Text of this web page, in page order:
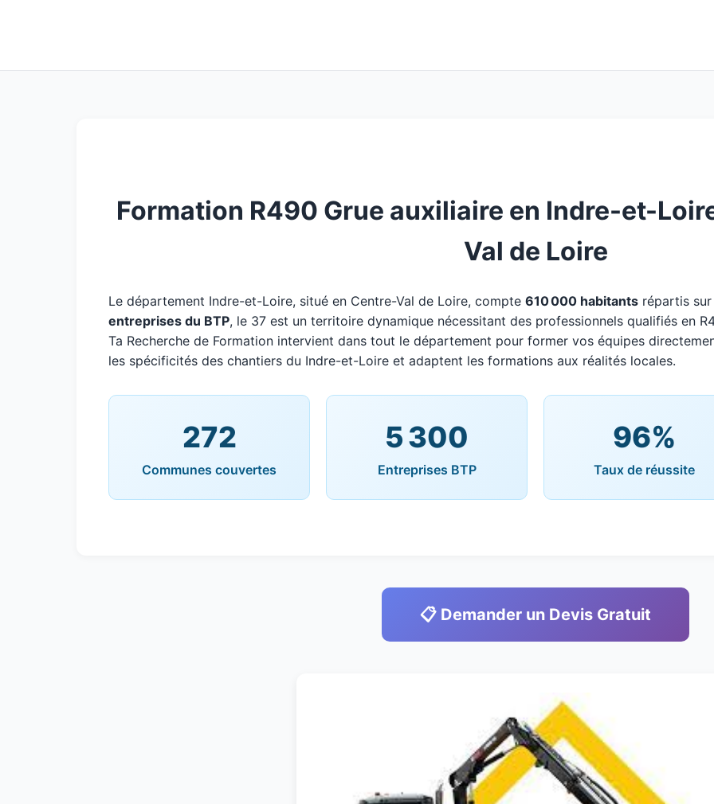
Formation R490 Grue auxiliaire en Indre-et-
Val de Loire
Le département Indre-et-Loire, situé en Centre-Val de Loire, compte 610 000 habitants répartis
entreprises du BTP, le 37 est un territoire dynamique nécessitant des professionnels qualifiés en
Ta Recherche de Formation intervient dans tout le département pour former vos équipes
les spécificités des chantiers du Indre-et-Loire et adaptent les formations aux réalités locales.
272
Communes couvertes
5 300
Entreprises BTP
96%
Taux de réussite
📋 Demander un Devis Gratuit